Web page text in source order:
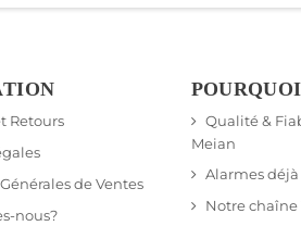
Retours
de Ventes
nous?
Qualité &
Meian
Alarmes
Notre chaîne